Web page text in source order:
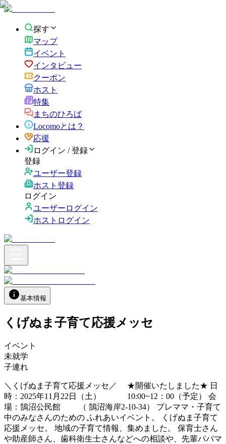
探す
マップ
イベント
インタビュー
クーポン
ホスト
特集
まちのひろば
Locomoとは？
応援
ログイン / 登録
登録
ユーザー登録
ホスト登録
ログイン
ユーザーログイン
ホストログイン
基本情報
くげぬま子育て応援メッセ
イベント
未就学
子連れ
＼くげぬま子育て応援メッセ／ ★開催いたしました★ 日
時：2025年11月22日（土） 10:00~12：00（予定） 会
場：鵠沼公民館 （ 鵠沼海岸2-10-34） プレママ・子育て
中のみなさんのための ふれあいイベント。 くげぬま子育て
応援メッセ。 地域の子育て情報、集めました。 保育士さん
や助産師さん、歯科衛生士さんなどへの相談や、先輩パパマ